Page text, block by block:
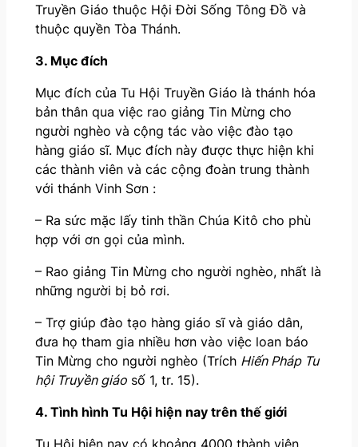
Truyền Giáo thuộc Hội Đời Sống Tông Đồ và
thuộc quyền Tòa Thánh.
3. Mục đích
Mục đích của Tu Hội Truyền Giáo là thánh hóa
bản thân qua việc rao giảng Tin Mừng cho
người nghèo và cộng tác vào việc đào tạo
hàng giáo sĩ. Mục đích này được thực hiện khi
các thành viên và các cộng đoàn trung thành
với thánh Vinh Sơn :
– Ra sức mặc lấy tinh thần Chúa Kitô cho phù
hợp với ơn gọi của mình.
– Rao giảng Tin Mừng cho người nghèo, nhất là
những người bị bỏ rơi.
– Trợ giúp đào tạo hàng giáo sĩ và giáo dân,
đưa họ tham gia nhiều hơn vào việc loan báo
Tin Mừng cho người nghèo (Trích Hiến Pháp Tu
hội Truyền giáosố 1, tr. 15).
4. Tình hình Tu Hội hiện nay trên thế giới
Tu Hội hiện nay có khoảng 4000 thành viên,